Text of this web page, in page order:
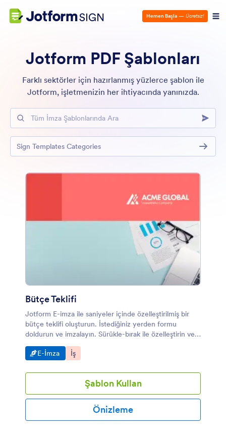
Hemen Başla — Ücretsiz!
Jotform PDF Şablonları
Farklı sektörler için hazırlanmış yüzlerce şablon ile
Jotform, işletmenizin her ihtiyacında yanınızda.
Tüm İmza Şablonlarında Ara
Bütçe Teklifi
Jotform E-imza ile saniyeler içinde özelleştirilmiş bir
bütçe teklifi oluşturun. İstediğiniz yerden formu
doldurun ve imzalayın. Sürükle-bırak ile özelleştirin ve
PDF belgesine dönüştürün.
Kategoriye git:
E-İmza Kategoriye git:
İş
Şablon Kullan
Önizleme
Sign Templates Categories